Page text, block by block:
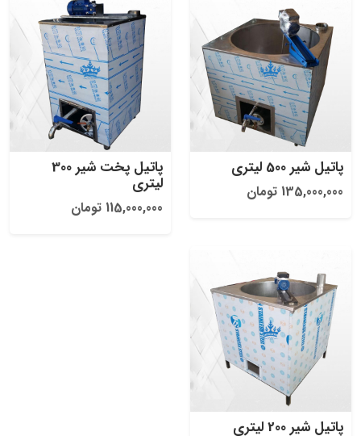
پاتیل شیر 500 لیتری
135,000,000 تومان
پاتیل پخت شیر 300
لیتری
115,000,000 تومان
پاتیل شیر 200 لیتری